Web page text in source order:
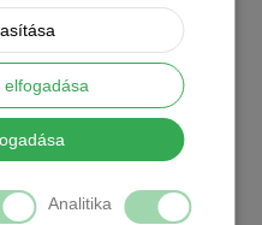
elfogadása
Analitika